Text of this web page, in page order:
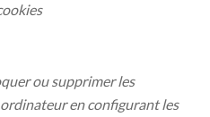
ou supprimer les
en configurant les